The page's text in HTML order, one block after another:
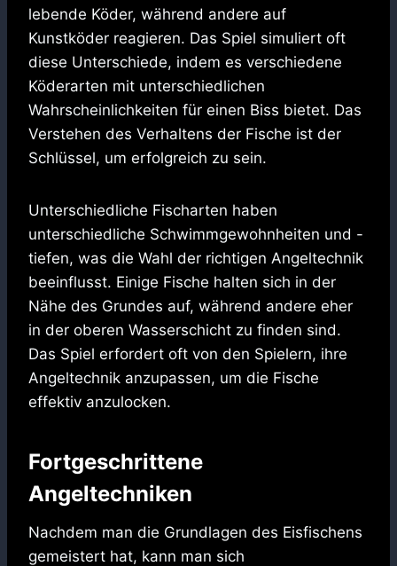
lebende Köder, während andere auf
Kunstköder reagieren. Das Spiel simuliert oft
diese Unterschiede, indem es verschiedene
Köderarten mit unterschiedlichen
Wahrscheinlichkeiten für einen Biss bietet. Das
Verstehen des Verhaltens der Fische ist der
Schlüssel, um erfolgreich zu sein.
Unterschiedliche Fischarten haben
unterschiedliche Schwimmgewohnheiten und -
tiefen, was die Wahl der richtigen Angeltechnik
beeinflusst. Einige Fische halten sich in der
Nähe des Grundes auf, während andere eher
in der oberen Wasserschicht zu finden sind.
Das Spiel erfordert oft von den Spielern, ihre
Angeltechnik anzupassen, um die Fische
effektiv anzulocken.
Fortgeschrittene
Angeltechniken
Nachdem man die Grundlagen des Eisfischens
gemeistert hat, kann man sich